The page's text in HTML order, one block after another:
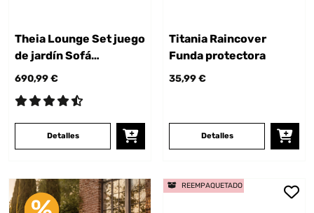
Theia Lounge Set juego
de jardín Sofá
esquinero 5 cojines
690,99 €
Detalles
Titania Raincover
Funda protectora
35,99 €
Detalles
REEMPAQUETADO